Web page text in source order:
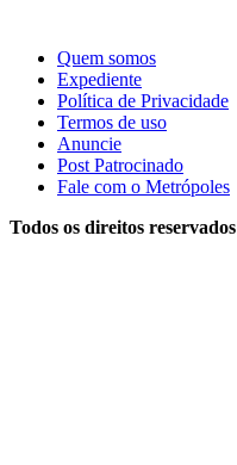
Quem somos
Expediente
Política de Privacidade
Termos de uso
Anuncie
Post Patrocinado
Fale com o Metrópoles
Todos os direitos reservados